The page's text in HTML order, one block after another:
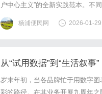
户中心主义”的全新实践范本。不
人生”，通过打造专属互动H5串联
化了“先试后买”的生活方式心智，
杨浦便民网 2026-01-29
从“试用数据”到“生活叙
岁末年初，当各品牌忙于用数字
彩的路径。在其业务开展九周年